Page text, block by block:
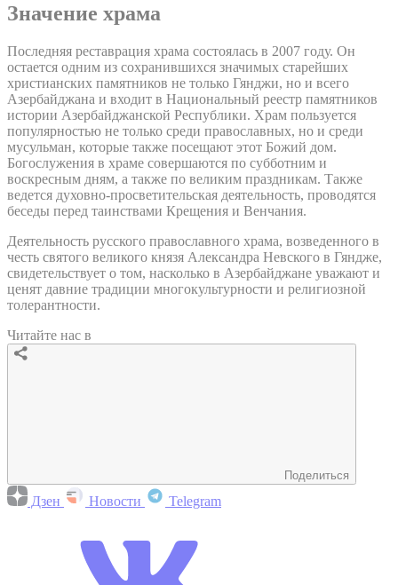
Значение храма
Последняя реставрация храма состоялась в 2007 году. Он
остается одним из сохранившихся значимых старейших
христианских памятников не только Гянджи, но и всего
Азербайджана и входит в Национальный реестр памятников
истории Азербайджанской Республики. Храм пользуется
популярностью не только среди православных, но и среди
мусульман, которые также посещают этот Божий дом.
Богослужения в храме совершаются по субботним и
воскресным дням, а также по великим праздникам. Также
ведется духовно-просветительская деятельность, проводятся
беседы перед таинствами Крещения и Венчания.
Деятельность русского православного храма, возведенного в
честь святого великого князя Александра Невского в Гяндже,
свидетельствует о том, насколько в Азербайджане уважают и
ценят давние традиции многокультурности и религиозной
толерантности.
Читайте нас в
Поделиться
Дзен Новости Telegram